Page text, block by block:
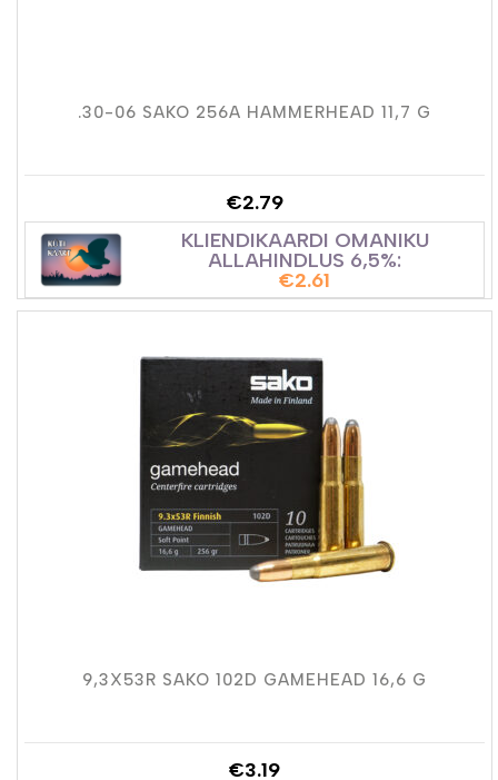
.30-06 SAKO 256A HAMMERHEAD 11,7 G
€2.79
KLIENDIKAARDI OMANIKU
ALLAHINDLUS 6,5%:
€2.61
9,3X53R SAKO 102D GAMEHEAD 16,6 G
€3.19